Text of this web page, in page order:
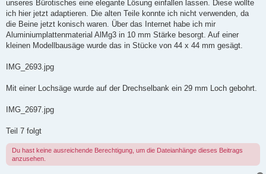
unseres Bürotisches eine elegante Lösung einfallen lassen. Diese wollte
ich hier jetzt adaptieren. Die alten Teile konnte ich nicht verwenden, da
die Beine jetzt konisch waren. Über das Internet habe ich mir
Aluminiumplattenmaterial AlMg3 in 10 mm Stärke besorgt. Auf einer
kleinen Modellbausäge wurde das in Stücke von 44 x 44 mm gesägt.
IMG_2693.jpg
Mit einer Lochsäge wurde auf der Drechselbank ein 29 mm Loch gebohrt.
IMG_2697.jpg
Teil 7 folgt
Du hast keine ausreichende Berechtigung, um die Dateianhänge dieses Beitrags
anzusehen.